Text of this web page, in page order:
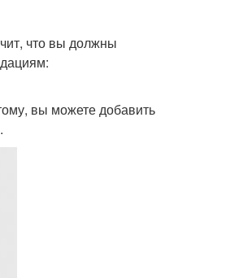
что вы должны
вы можете добавить